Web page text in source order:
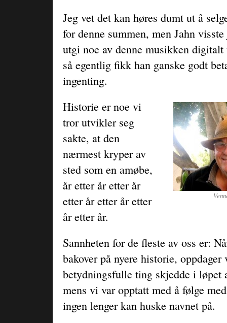
Jeg vet det kan høres dumt ut å
for denne summen, men Jahn
utgi noe av denne musikken
så egentlig fikk han ganske godt
ingenting.
Historie er noe vi
tror utvikler seg
sakte, at den
nærmest kryper av
sted som en amøbe,
år etter år etter år
etter år etter år etter
år etter år.
Sannheten for de fleste av oss er:
bakover på nyere historie,
betydningsfulle ting skjedde i løpet
mens vi var opptatt med å følge
ingen lenger kan huske navnet på.